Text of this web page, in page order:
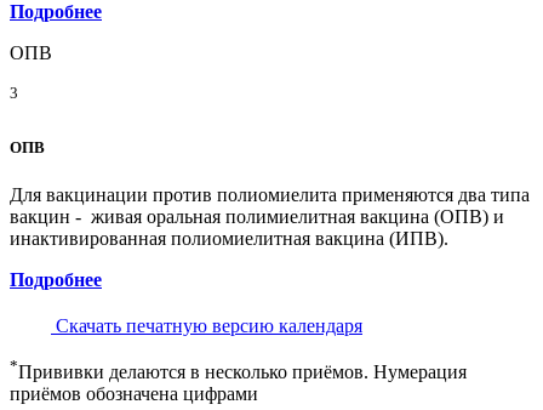
Подробнее
ОПВ
3
ОПВ
Для вакцинации против полиомиелита применяются два типа
вакцин - живая оральная полимиелитная вакцина (ОПВ) и
инактивированная полиомиелитная вакцина (ИПВ).
Подробнее
Скачать печатную версию календаря
*Прививки делаются в несколько приёмов. Нумерация
приёмов обозначена цифрами